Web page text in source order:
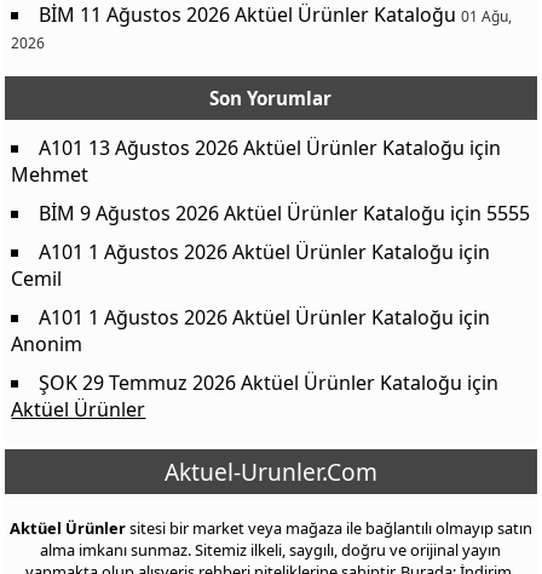
BİM 11 Ağustos 2026 Aktüel Ürünler Kataloğu 01 Ağu,
2026
Son Yorumlar
A101 13 Ağustos 2026 Aktüel Ürünler Kataloğu için
Mehmet
BİM 9 Ağustos 2026 Aktüel Ürünler Kataloğu için 5555
A101 1 Ağustos 2026 Aktüel Ürünler Kataloğu için
Cemil
A101 1 Ağustos 2026 Aktüel Ürünler Kataloğu için
Anonim
ŞOK 29 Temmuz 2026 Aktüel Ürünler Kataloğu için
Aktüel Ürünler
Aktuel-Urunler.Com
Aktüel Ürünlersitesi bir market veya mağaza ile bağlantılı olmayıp satın
alma imkanı sunmaz. Sitemiz ilkeli, saygılı, doğru ve orijinal yayın